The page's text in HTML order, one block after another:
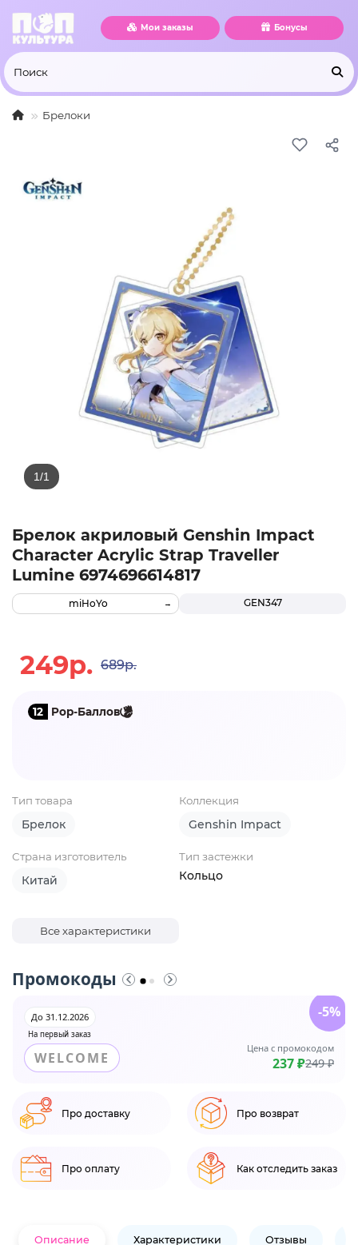
Мои заказы Бонусы
Брелоки
Брелок акриловый Genshin Impact
Character Acrylic Strap Traveller
Lumine 6974696614817
GEN347
miHoYo
249р. 689р.
12 Pop-Баллов
Тип товара
Брелок
Коллекция
Genshin Impact
Страна изготовитель
Китай
Тип застежки
Кольцо
Все характеристики
Промокоды
На первый заказ
До 31.12.2026
WELCOME
Цена с промокодом
237 ₽249 ₽
-5%
Про доставку Про возврат
Про оплату Как отследить заказ
Описание Характеристики Отзывы